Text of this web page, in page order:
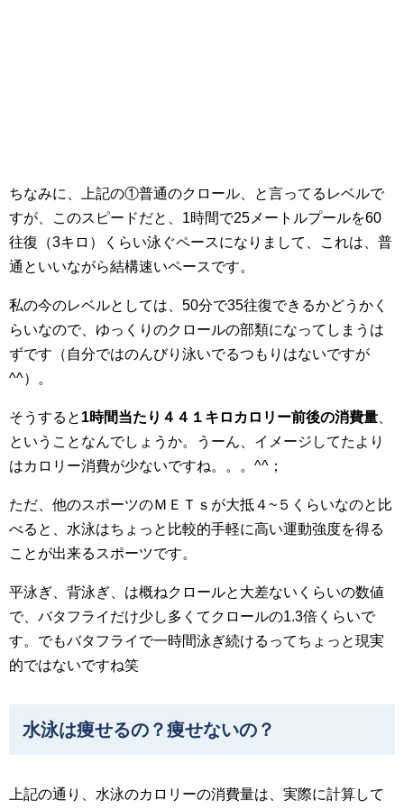
ちなみに、上記の①普通のクロール、と言ってるレベルで
すが、このスピードだと、1時間で25メートルプールを60
往復（3キロ）くらい泳ぐペースになりまして、これは、普
通といいながら結構速いペースです。
私の今のレベルとしては、50分で35往復できるかどうかく
らいなので、ゆっくりのクロールの部類になってしまうは
ずです（自分ではのんびり泳いでるつもりはないですが
^^）。
そうすると 1時間当たり４４１キロカロリー前後の消費量
ということなんでしょうか。うーん、イメージしてたより
はカロリー消費が少ないですね。。。^^；
ただ、他のスポーツのＭＥＴｓが大抵４~５くらいなのと比
べると、水泳はちょっと比較的手軽に高い運動強度を得る
ことが出来るスポーツです。
平泳ぎ、背泳ぎ、は概ねクロールと大差ないくらいの数値
で、バタフライだけ少し多くてクロールの1.3倍くらいで
す。でもバタフライで一時間泳ぎ続けるってちょっと現実
的ではないですね笑
水泳は痩せるの？痩せないの？
上記の通り、水泳のカロリーの消費量は、実際に計算して